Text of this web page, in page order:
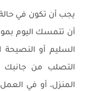
يجب أن تكون في حالة
أن تتمسك اليوم
السليم أو
التصلب من
المنزل، أو في